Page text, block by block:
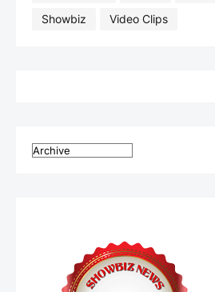
Showbiz
Video Clips